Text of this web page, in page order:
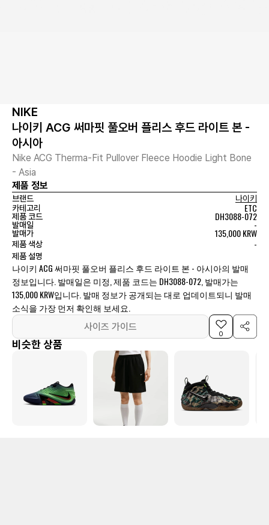
NIKE
나이키 ACG 써마핏 풀오버 플리스 후드 라이트 본 -
아시아
Nike ACG Therma-Fit Pullover Fleece Hoodie Light Bone
- Asia
제품 정보
브랜드
나이키
카테고리
ETC
제품 코드 DH3088-072
발매일 -
발매가 135,000 KRW
제품 색상 -
제품 설명
나이키 ACG 써마핏 풀오버 플리스 후드 라이트 본 - 아시아의 발매
정보입니다. 발매일은 미정, 제품 코드는 DH3088-072, 발매가는
135,000 KRW입니다. 발매 정보가 공개되는 대로 업데이트되니 발매
소식을 가장 먼저 확인해 보세요.
사이즈 가이드
0
비슷한 상품